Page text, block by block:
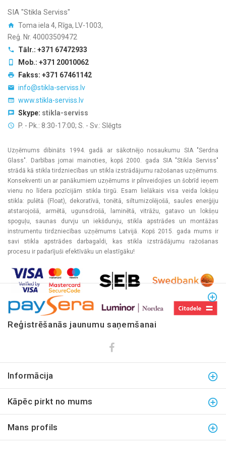
SIA "Stikla Serviss"
Toma iela 4, Rīga, LV-1003,
Reģ. Nr. 40003509472
Tālr.: +371 67472933
Mob.: +371 20010062
Fakss: +371 67461142
info@stikla-serviss.lv
www.stikla-serviss.lv
Skype: stikla-serviss
P. - Pk.: 8:30-17:00; S. - Sv.: Slēgts
Uzņēmums dibināts 1994. gadā ar sākotnējo nosaukumu SIA "Serdna
Glass". Darbības jomai mainoties, kopš 2000. gada SIA "Stikla Serviss"
strādā kā stikla tirdzniecības un stikla izstrādājumu ražošanas uzņēmums.
Konsekventi un ar panākumiem uzņēmums ir pilnveidojies un šobrīd ieņem
vienu no līdera pozīcijām stikla tirgū. Esam lielākais visa veida lokšņu
stikla: pulētā (Float), dekoratīvā, tonētā, siltumizolējošā, saules enerģiju
atstarojošā, armētā, ugunsdrošā, laminētā, vitrāžu, gatavo un lokšņu
spoguļu, saunas durvju un iekšdurvju, stikla apstrādes un montāžas
instrumentu tirdzniecības uzņēmums Latvijā. Kopš 2015. gada mums ir
savi stikla apstrādes darbagaldi, kas stikla izstrādājumu ražošanas
procesu ir padarījuši efektīvāku un elastīgāku!
Reģistrēšanās jaunumu saņemšanai
Informācija
Kāpēc pirkt no mums
Mans profils